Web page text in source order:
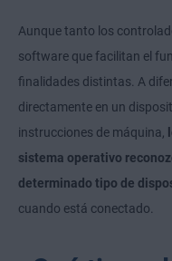
Aunque tanto los
software que facilitan el
finalidades distintas. A
directamente en un
instrucciones de máquina,
sistema operativo
determinado tipo de
cuando está conectado.